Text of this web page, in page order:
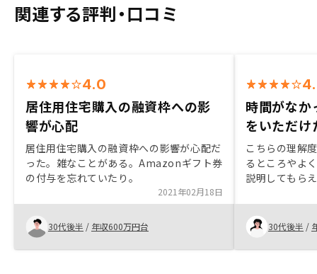
関連する評判・口コミ
4.0
居住用住宅購入の融資枠への影
響が心配
居住用住宅購入の融資枠への影響が心配だ
った。雑なことがある。Amazonギフト券
の付与を忘れていたり。
2021年02月18日
30代後半 / 年収600万円台
時間がなか
をいただけ
こちらの理解
るところやよ
説明してもら
てくれて、非
当の営業の方
時間があった
えてほしい。
30代後半 /